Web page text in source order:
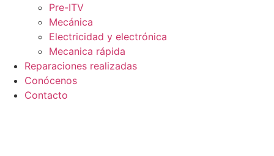
Pre-ITV
Mecánica
Electricidad y electrónica
Mecanica rápida
Reparaciones realizadas
Conócenos
Contacto